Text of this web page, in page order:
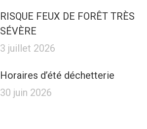
RISQUE FEUX DE FORÊT TRÈS
SÉVÈRE
3 juillet 2026
Horaires d’été déchetterie
30 juin 2026